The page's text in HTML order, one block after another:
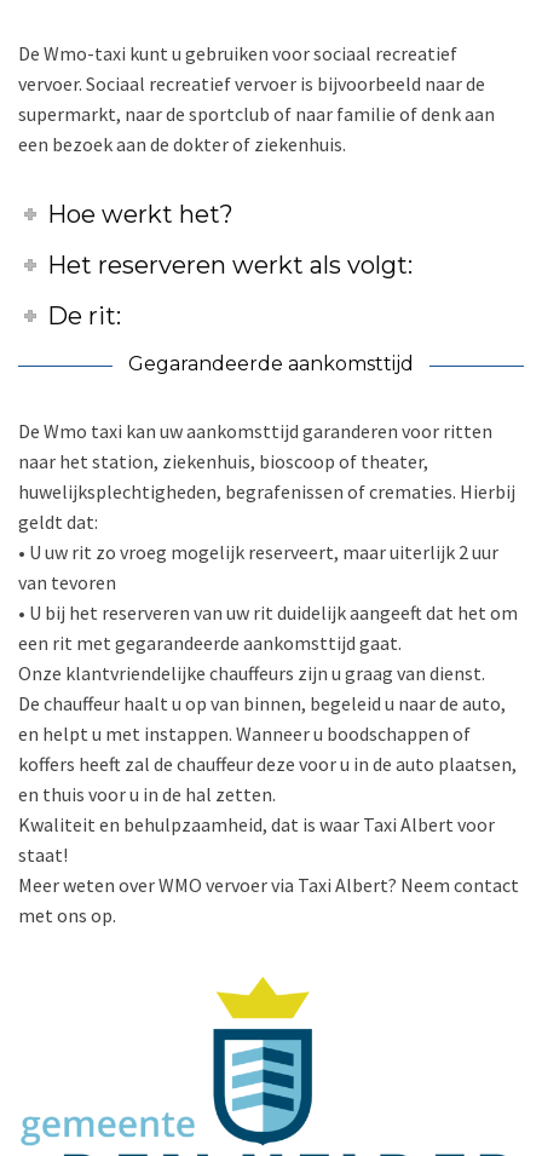
De Wmo-taxi kunt u gebruiken voor sociaal recreatief
vervoer. Sociaal recreatief vervoer is bijvoorbeeld naar de
supermarkt, naar de sportclub of naar familie of denk aan
een bezoek aan de dokter of ziekenhuis.
Hoe werkt het?
Het reserveren werkt als volgt:
De rit:
Gegarandeerde aankomsttijd
De Wmo taxi kan uw aankomsttijd garanderen voor ritten
naar het station, ziekenhuis, bioscoop of theater,
huwelijksplechtigheden, begrafenissen of crematies. Hierbij
geldt dat:
• U uw rit zo vroeg mogelijk reserveert, maar uiterlijk 2 uur
van tevoren
• U bij het reserveren van uw rit duidelijk aangeeft dat het om
een rit met gegarandeerde aankomsttijd gaat.
Onze klantvriendelijke chauffeurs zijn u graag van dienst.
De chauffeur haalt u op van binnen, begeleid u naar de auto,
en helpt u met instappen. Wanneer u boodschappen of
koffers heeft zal de chauffeur deze voor u in de auto plaatsen,
en thuis voor u in de hal zetten.
Kwaliteit en behulpzaamheid, dat is waar Taxi Albert voor
staat!
Meer weten over WMO vervoer via Taxi Albert? Neem contact
met ons op.